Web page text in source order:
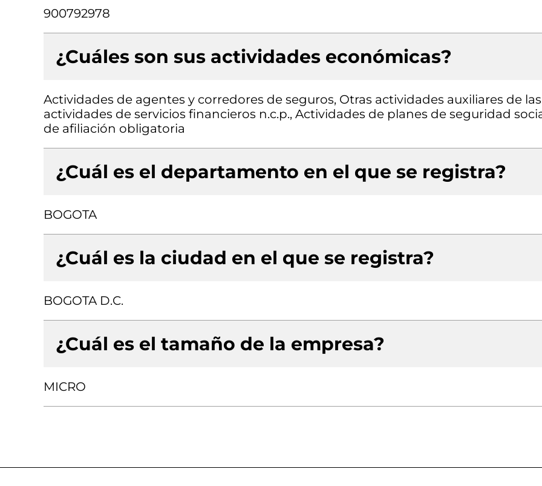
900792978
¿Cuáles son sus actividades económicas?
Actividades de agentes y corredores de seguros, Otras actividades auxiliares de las
actividades de servicios financieros n.c.p., Actividades de planes de seguridad
de afiliación obligatoria
¿Cuál es el departamento en el que se registra?
BOGOTA
¿Cuál es la ciudad en el que se registra?
BOGOTA D.C.
¿Cuál es el tamaño de la empresa?
MICRO